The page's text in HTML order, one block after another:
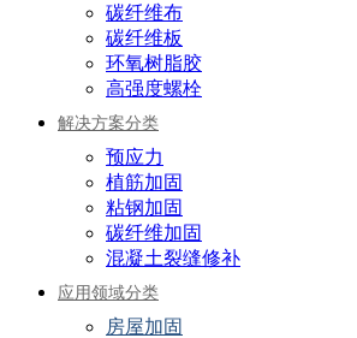
碳纤维布
碳纤维板
环氧树脂胶
高强度螺栓
解决方案分类
预应力
植筋加固
粘钢加固
碳纤维加固
混凝土裂缝修补
应用领域分类
房屋加固